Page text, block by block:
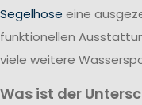
Segelhose eine
funktionellen
viele weitere
Was ist der